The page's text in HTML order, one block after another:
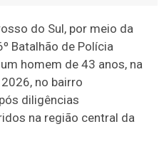
do Sul, por meio da
Batalhão de Polícia
homem de 43 anos, na
no bairro
diligências
na região central da